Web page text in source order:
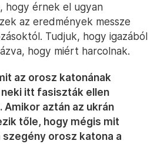
hogy érnek el ugyan
az eredmények messze
Tudjuk, hogy igazából
hogy miért harcolnak.
az orosz katonának
itt fasiszták ellen
Amikor aztán az ukrán
tőle, hogy mégis mit
orosz katona a